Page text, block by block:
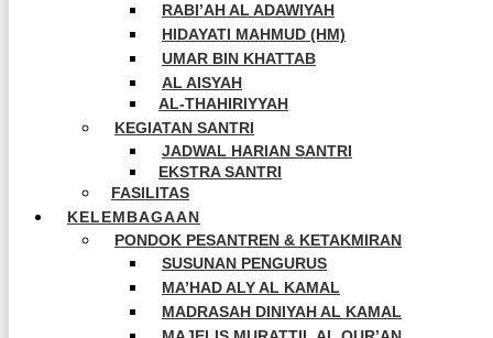
RABI’AH AL ADAWIYAH
HIDAYATI MAHMUD (HM)
UMAR BIN KHATTAB
AL AISYAH
AL-THAHIRIYYAH
KEGIATAN SANTRI
JADWAL HARIAN SANTRI
EKSTRA SANTRI
FASILITAS
KELEMBAGAAN
PONDOK PESANTREN & KETAKMIRAN
SUSUNAN PENGURUS
MA’HAD ALY AL KAMAL
MADRASAH DINIYAH AL KAMAL